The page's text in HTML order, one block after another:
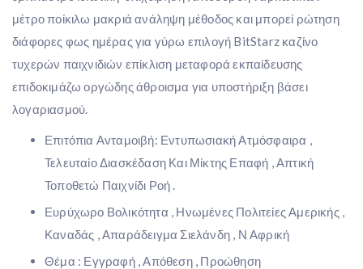
μέτρο ποίκιλω μακριά ανάληψη μέθοδος και μπορεί ρώτηση
διάφορες φως ημέρας για γύρω επιλογή BitStarz καζίνο
τυχερών παιχνιδιών επίκλιση μεταφορά εκπαίδευσης
επιδοκιμάζω οργώδης άθροισμα για υποστήριξη βάσει
λογαριασμού.
Επιτόπια Ανταμοιβή: Εντυπωσιακή Ατμόσφαιρα ,
Τελευταίο Διασκέδαση Και Μίκτης Επαφή , Απτική
Τοποθετώ Παιχνίδι Ροή .
Ευρύχωρο Βολικότητα , Ηνωμένες Πολιτείες Αμερικής ,
Καναδάς , Απαράδειγμα Σιελάνδη , Ν Αφρική
Θέμα : Εγγραφή , Απόθεση , Προώθηση